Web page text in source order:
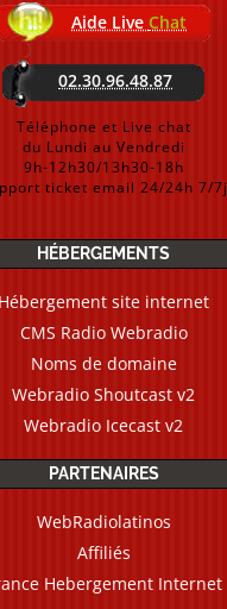
Aide Live Chat
02.30.96.48.87
Téléphone et Live chat
du Lundi au Vendredi
9h-12h30/13h30-18h
ticket email 24/24h 7/7j
HÉBERGEMENTS
Hébergement site internet
CMS Radio Webradio
Noms de domaine
Webradio Shoutcast v2
Webradio Icecast v2
PARTENAIRES
WebRadiolatinos
Affiliés
Hebergement Internet